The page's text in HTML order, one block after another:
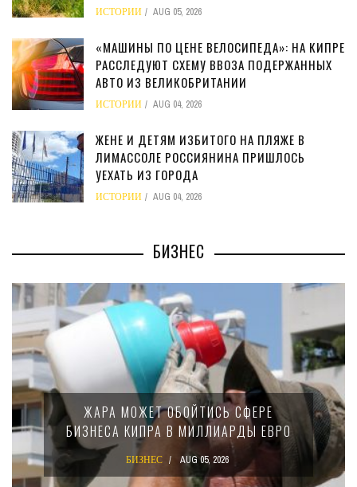
ИСТОРИИ AUG 05, 2026
«МАШИНЫ ПО ЦЕНЕ ВЕЛОСИПЕДА»: НА КИПРЕ
РАССЛЕДУЮТ СХЕМУ ВВОЗА ПОДЕРЖАННЫХ
АВТО ИЗ ВЕЛИКОБРИТАНИИ
ИСТОРИИ AUG 04, 2026
ЖЕНЕ И ДЕТЯМ ИЗБИТОГО НА ПЛЯЖЕ В
ЛИМАССОЛЕ РОССИЯНИНА ПРИШЛОСЬ
УЕХАТЬ ИЗ ГОРОДА
ИСТОРИИ AUG 04, 2026
БИЗНЕС
СФЕРЕ
ЕВРО
МИНФИН КИПРА ПЕРЕПИСАЛ
15-ПРОЦЕНТНОМ
КРУПНЫХ
КОМПАНИЙ
БИЗНЕС AUG 02, 2026